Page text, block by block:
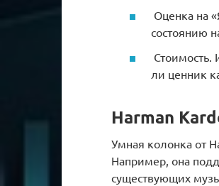
Оценка на
состоянию
Стоимость.
ли ценник
Harman
Умная колонка от
Например, она
существующих